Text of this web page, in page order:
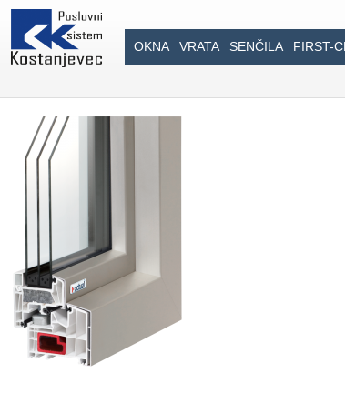
OKNA VRATA SENČILA FIRST-